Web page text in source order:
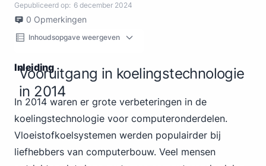
Gepubliceerd op: 6 december 2024
0 Opmerkingen
Inhoudsopgave weergeven
Inleiding
Vooruitgang in koelingstechnologie
in 2014
In 2014 waren er grote verbeteringen in de
koelingstechnologie voor computeronderdelen.
Vloeistofkoelsystemen werden populairder bij
liefhebbers van computerbouw. Veel mensen